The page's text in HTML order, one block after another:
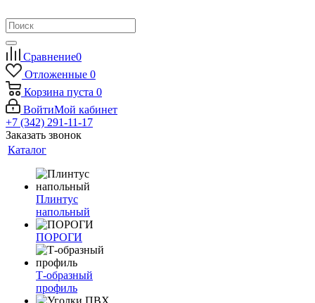
Сравнение0
Отложенные 0
Корзина пуста 0
ВойтиМой кабинет
+7 (342) 291-11-17
Заказать звонок
Каталог
Плинтус
напольный
ПОРОГИ
Т-образный
профиль